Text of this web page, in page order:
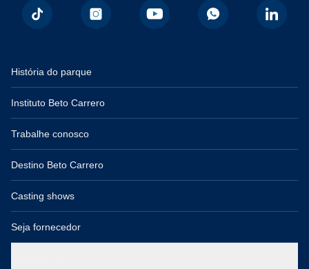
História do parque
Instituto Beto Carrero
Trabalhe conosco
Destino Beto Carrero
Casting shows
Seja fornecedor